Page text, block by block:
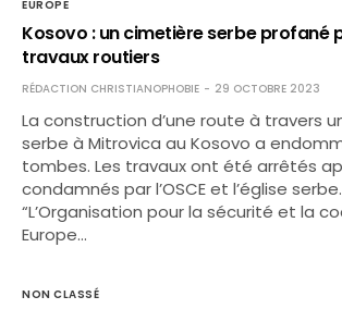
EUROPE
Kosovo : un cimetière serbe profané
travaux routiers
RÉDACTION CHRISTIANOPHOBIE 29 OCTOBRE 2023
La construction d’une route à travers
serbe à Mitrovica au Kosovo a
tombes. Les travaux ont été arrêtés
condamnés par l’OSCE et l’église serbe.
“L’Organisation pour la sécurité et la
Europe…
NON CLASSÉ